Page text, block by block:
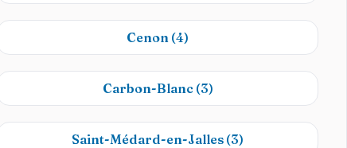
Cenon (4)
Carbon-Blanc (3)
Saint-Médard-en-Jalles (3)